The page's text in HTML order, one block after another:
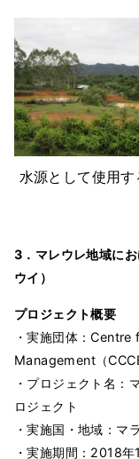
水源として使用
3．マレウレ地域に
ウイ）
プロジェクト概要
・実施団体：
Management（
・プロジェクト名：
ロジェクト
・実施国・地域：マ
・実施期間：2018